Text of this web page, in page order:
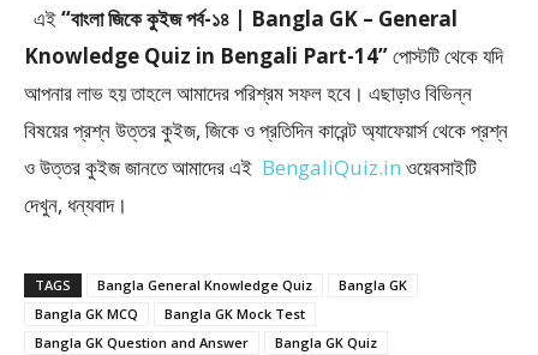
এই“বাংলা জিকে কুইজ পর্ব-১৪ | Bangla GK – General
Knowledge Quiz in Bengali Part-14”পোস্টটি থেকে যদি
আপনার লাভ হয় তাহলে আমাদের পরিশ্রম সফল হবে। এছাড়াও বিভিন্ন
বিষয়ের প্রশ্ন উত্তর কুইজ, জিকে ও প্রতিদিন কারেন্ট অ্যাফেয়ার্স থেকে প্রশ্ন
ও উত্তর কুইজ জানতে আমাদের এই BengaliQuiz.in ওয়েবসাইটি
দেখুন, ধন্যবাদ।
TAGS Bangla General Knowledge Quiz
Bangla GK
Bangla GK MCQ
Bangla GK Mock Test
Bangla GK Question and Answer
Bangla GK Quiz